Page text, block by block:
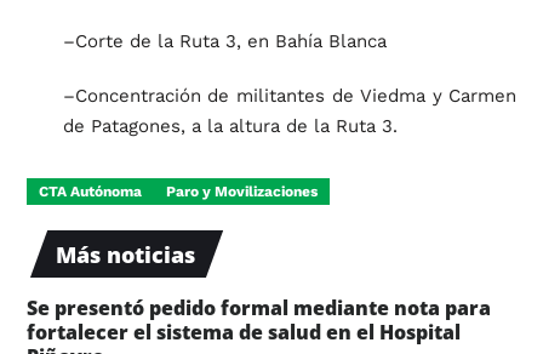
–Corte de la Ruta 3, en Bahía Blanca
–Concentración de militantes de Viedma y Carmen
de Patagones, a la altura de la Ruta 3.
CTA Autónoma Paro y Movilizaciones
Más noticias
Se presentó pedido formal mediante nota para
fortalecer el sistema de salud en el Hospital